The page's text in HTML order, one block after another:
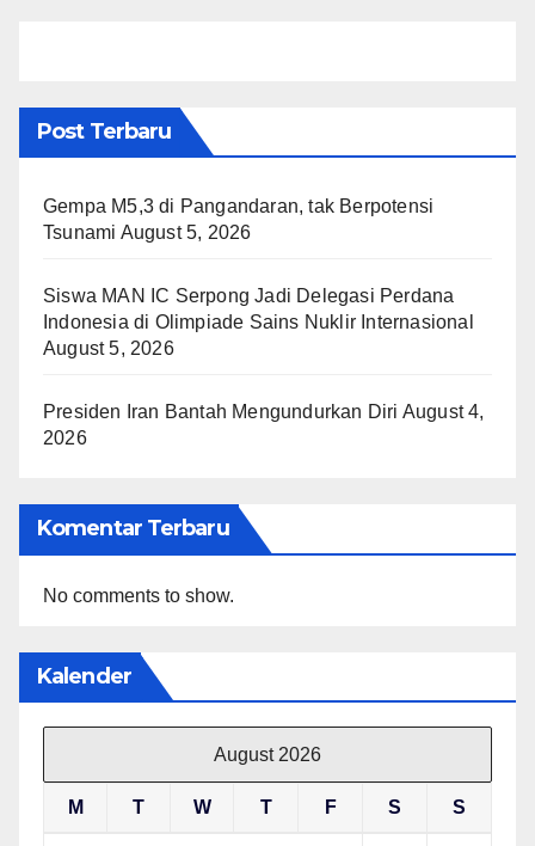
Post Terbaru
Gempa M5,3 di Pangandaran, tak Berpotensi
Tsunami August 5, 2026
Siswa MAN IC Serpong Jadi Delegasi Perdana
Indonesia di Olimpiade Sains Nuklir Internasional
August 5, 2026
Presiden Iran Bantah Mengundurkan Diri August 4,
2026
Komentar Terbaru
No comments to show.
Kalender
August 2026
M T W T F S S